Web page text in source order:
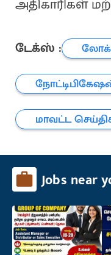
அதிகாரிகள்
டேக்ஸ் :
மாவட்ட
Jobs near